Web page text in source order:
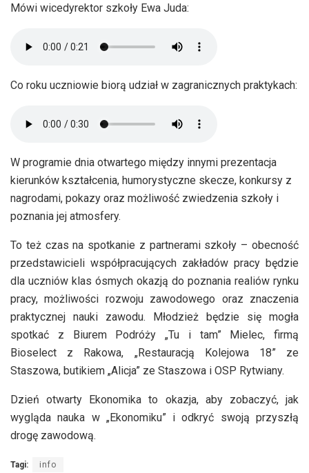
Mówi wicedyrektor szkoły Ewa Juda:
Co roku uczniowie biorą udział w zagranicznych praktykach:
W programie dnia otwartego między innymi prezentacja
kierunków kształcenia, humorystyczne skecze, konkursy z
nagrodami, pokazy oraz możliwość zwiedzenia szkoły i
poznania jej atmosfery.
To też czas na spotkanie z partnerami szkoły – obecność
przedstawicieli współpracujących zakładów pracy będzie
dla uczniów klas ósmych okazją do poznania realiów rynku
pracy, możliwości rozwoju zawodowego oraz znaczenia
praktycznej nauki zawodu. Młodzież będzie się mogła
spotkać z Biurem Podróży „Tu i tam” Mielec, firmą
Bioselect z Rakowa, „Restauracją Kolejowa 18” ze
Staszowa, butikiem „Alicja” ze Staszowa i OSP Rytwiany.
Dzień otwarty Ekonomika to okazja, aby zobaczyć, jak
wygląda nauka w „Ekonomiku” i odkryć swoją przyszłą
drogę zawodową.
Tagi: info